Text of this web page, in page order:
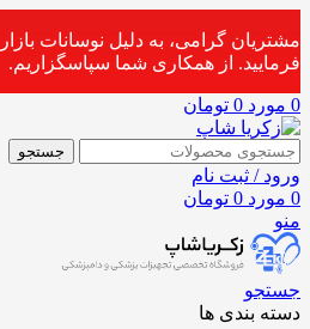
مشتریان گرامی، به دلیل نوسانات
فرمایید. از همکاری شما سپاسگزاریم.
0 مورد 0 تومان
جستجو
ورود / ثبت نام
0 مورد 0 تومان
منو
جستجو
دسته بندی ها